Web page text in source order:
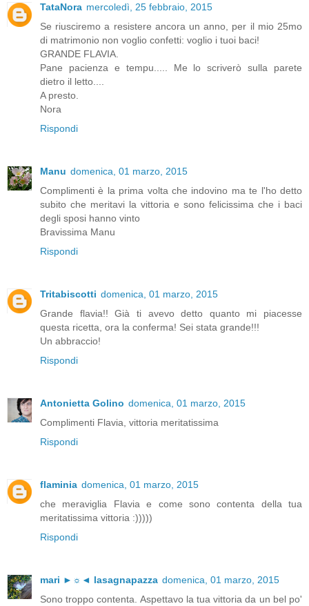
TataNora mercoledì, 25 febbraio, 2015
Se riusciremo a resistere ancora un anno, per il mio 25mo
di matrimonio non voglio confetti: voglio i tuoi baci!
GRANDE FLAVIA.
Pane pacienza e tempu..... Me lo scriverò sulla parete
dietro il letto....
A presto.
Nora
Rispondi
Manu domenica, 01 marzo, 2015
Complimenti è la prima volta che indovino ma te l'ho detto
subito che meritavi la vittoria e sono felicissima che i baci
degli sposi hanno vinto
Bravissima Manu
Rispondi
Tritabiscotti domenica, 01 marzo, 2015
Grande flavia!! Già ti avevo detto quanto mi piacesse
questa ricetta, ora la conferma! Sei stata grande!!!
Un abbraccio!
Rispondi
Antonietta Golino domenica, 01 marzo, 2015
Complimenti Flavia, vittoria meritatissima
Rispondi
flaminia domenica, 01 marzo, 2015
che meraviglia Flavia e come sono contenta della tua
meritatissima vittoria :)))))
Rispondi
mari ►☼◄ lasagnapazza domenica, 01 marzo, 2015
Sono troppo contenta. Aspettavo la tua vittoria da un bel po'